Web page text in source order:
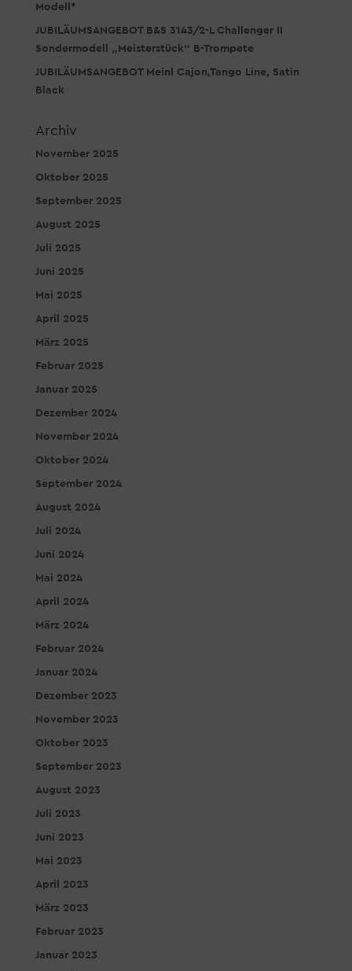
Modell*
JUBILÄUMSANGEBOT B&S 3143/2-L Challenger II
Sondermodell „Meisterstück“ B-Trompete
JUBILÄUMSANGEBOT Meinl Cajon,Tango Line, Satin
Black
Archiv
November 2025
Oktober 2025
September 2025
August 2025
Juli 2025
Juni 2025
Mai 2025
April 2025
März 2025
Februar 2025
Januar 2025
Dezember 2024
November 2024
Oktober 2024
September 2024
August 2024
Juli 2024
Juni 2024
Mai 2024
April 2024
März 2024
Februar 2024
Januar 2024
Dezember 2023
November 2023
Oktober 2023
September 2023
August 2023
Juli 2023
Juni 2023
Mai 2023
April 2023
März 2023
Februar 2023
Januar 2023